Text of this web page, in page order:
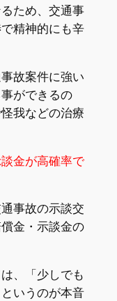
ため、交通事
精神的にも辛
故案件に強い
ができるの
我などの治療
金が高確率で
事故の示談交
金・示談金の
、「少しでも
いうのが本音